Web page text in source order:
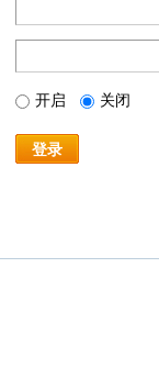
开启 关闭
登录